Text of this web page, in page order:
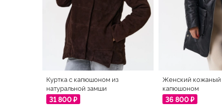
Куртка с капюшоном из
натуральной замши
31 800 ₽
Женский кожаный
капюшоном
36 800 ₽